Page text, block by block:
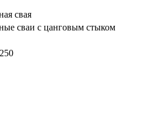
свая
сваи с цанговым стыком